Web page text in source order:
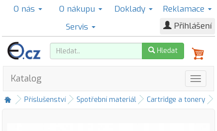
O nás O nákupu Doklady
Reklamace
Servis
Přihlášení
Hledat
Katalog
Příslušenství Spotřební materiál Cartridge a tonery